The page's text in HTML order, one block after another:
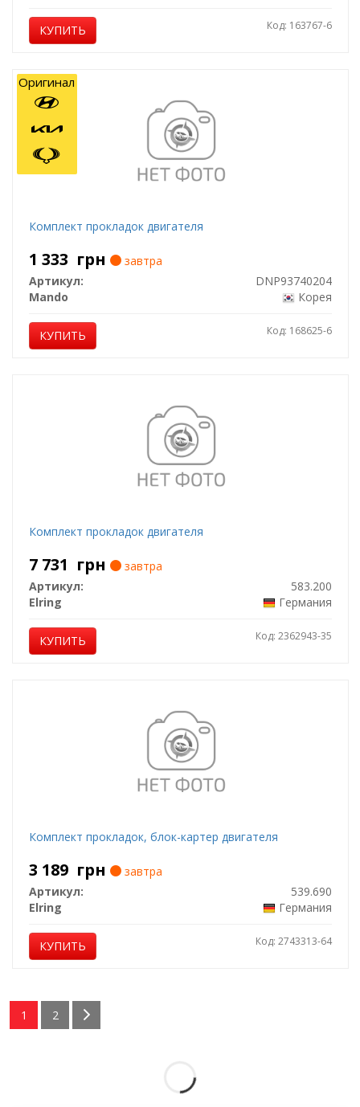
КУПИТЬ Код: 163767-6
Комплект прокладок двигателя
1 333 грн
завтра
Артикул:
DNP93740204
Mando
Корея
КУПИТЬ Код: 168625-6
Оригинал
Комплект прокладок двигателя
7 731 грн
завтра
Артикул:
583.200
Elring
Германия
КУПИТЬ Код: 2362943-35
Комплект прокладок, блок-картер двигателя
3 189 грн
завтра
Артикул:
539.690
Elring
Германия
КУПИТЬ Код: 2743313-64
1 2